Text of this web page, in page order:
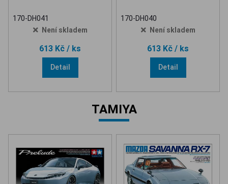
170-DH041
Není skladem
613 Kč / ks
Detail
170-DH040
Není skladem
613 Kč / ks
Detail
TAMIYA